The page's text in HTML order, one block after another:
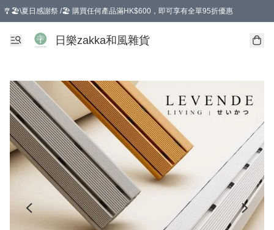
🎐🏖️\夏日感謝祭 /🏖️ 購買任何產品滿HK$600，即可享有全單95折優惠
選擇GoGoX住宅/工商地址配送，單一訂單消費購物滿HK$680(折扣後），可享有
日樂zakka和風雜貨